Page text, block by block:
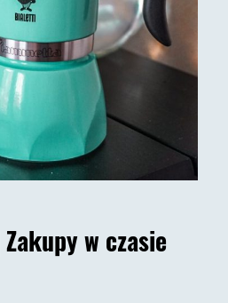
Zakupy w czasie